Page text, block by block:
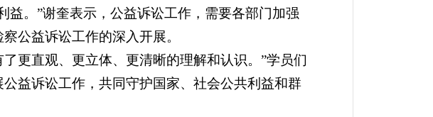
益。”谢奎表示，公益诉讼工作，需要各部门加强
公益诉讼工作的深入开展。
更直观、更立体、更清晰的理解和认识。”学员们
益诉讼工作，共同守护国家、社会公共利益和群